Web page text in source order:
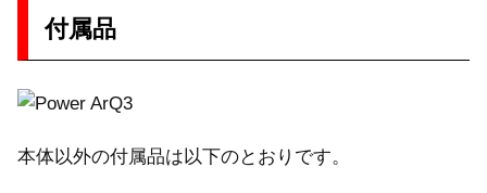
付属品
本体以外の付属品は以下のとおりです。